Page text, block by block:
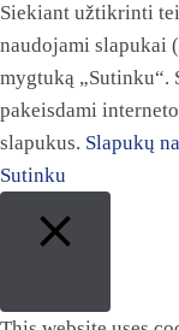
Siekiant užtikrinti
naudojami slapukai
mygtuką „Sutinku“.
pakeisdami
slapukus. Slapukų
Sutinku